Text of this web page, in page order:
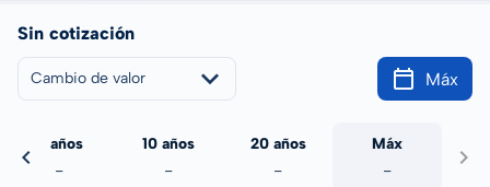
Sin cotización
Cambio de valor Máx
5 años
-
10 años
-
20 años
-
Máx
-